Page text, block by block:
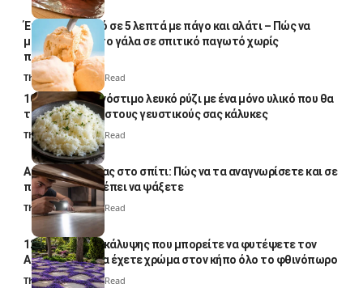
Έτοιμο παγωτό σε 5 λεπτά με πάγο και αλάτι – Πώς να
μετατρέψετε το γάλα σε σπιτικό παγωτό χωρίς
παγωτομηχανή
Thali Ombre 4 Min Read
10 φορές ποιο νόστιμο λευκό ρύζι με ένα μόνο υλικό που θα
το απογειώσει στους γευστικούς σας κάλυκες
Thali Ombre4 Min Read
Αυγά κατσαρίδας στο σπίτι: Πώς να τα αναγνωρίσετε και σε
ποια σημεία πρέπει να ψάξετε
Thali Ombre4 Min Read
12 φυτά εδαφοκάλυψης που μπορείτε να φυτέψετε τον
Αύγουστο για να έχετε χρώμα στον κήπο όλο το φθινόπωρο
Thali Ombre7 Min Read